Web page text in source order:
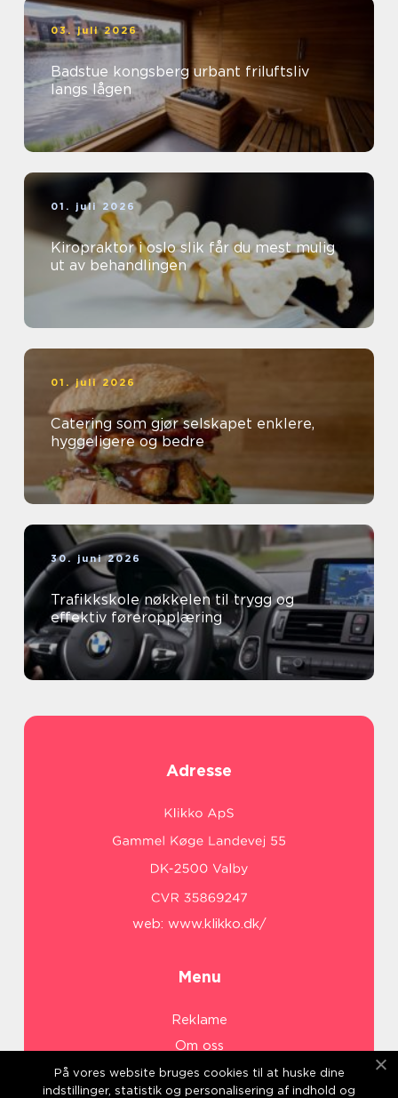
03. juli 2026
Badstue kongsberg urbant friluftsliv
langs lågen
01. juli 2026
Kiropraktor i oslo slik får du mest mulig
ut av behandlingen
01. juli 2026
Catering som gjør selskapet enklere,
hyggeligere og bedre
30. juni 2026
Trafikkskole nøkkelen til trygg og
effektiv føreropplæring
Adresse
web: www.klikko.dk/
Menu
Reklame
Om oss
Cookies
På vores website bruges cookies til at huske dine
indstillinger, statistik og personalisering af indhold og